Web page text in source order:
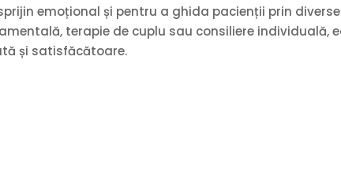
emoțional și pentru a ghida pacienții prin
terapie de cuplu sau consiliere individuală,
și satisfăcătoare.